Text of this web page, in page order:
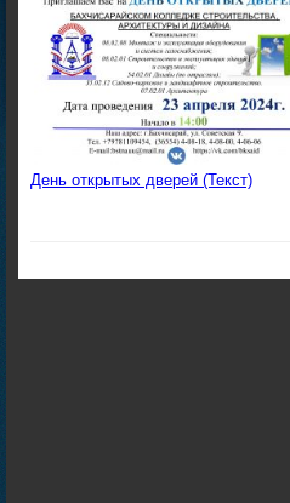
День открытых дверей (Текст)